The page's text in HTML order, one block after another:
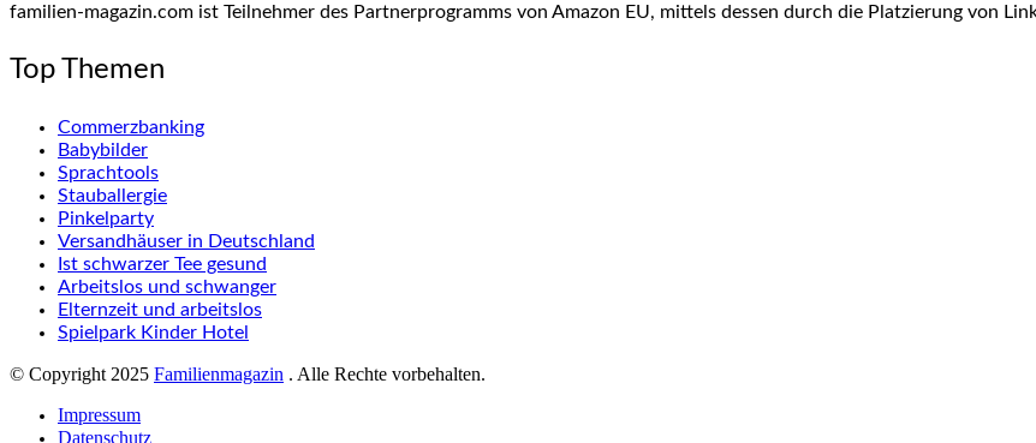
familien-magazin.com ist Teilnehmer des Partnerprogramms von Amazon EU, mittels dessen durch die Platzierung von
Top Themen
Commerzbanking
Babybilder
Sprachtools
Stauballergie
Pinkelparty
Versandhäuser in Deutschland
Ist schwarzer Tee gesund
Arbeitslos und schwanger
Elternzeit und arbeitslos
Spielpark Kinder Hotel
© Copyright 2025 Familienmagazin . Alle Rechte vorbehalten.
Impressum
Datenschutz